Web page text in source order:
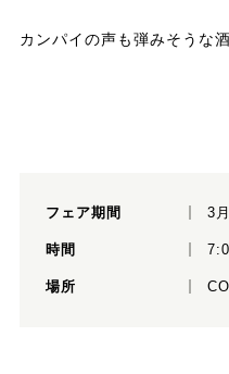
カンパイの声も弾みそうな
フェア期間 3
時間
場所